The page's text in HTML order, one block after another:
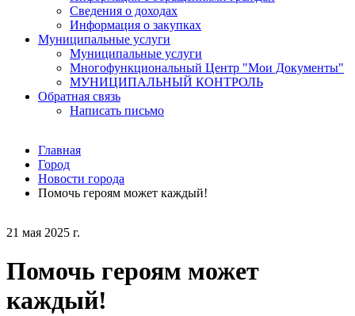
21 мая 2025 г.
Помочь героям может
каждый!
Сведения о доходах
Информация о закупках
Муниципальные услуги
Муниципальные услуги
Многофункциональный Центр "Мои Документы"
МУНИЦИПАЛЬНЫЙ КОНТРОЛЬ
Обратная связь
Написать письмо
Главная
Город
Новости города
Помочь героям может каждый!